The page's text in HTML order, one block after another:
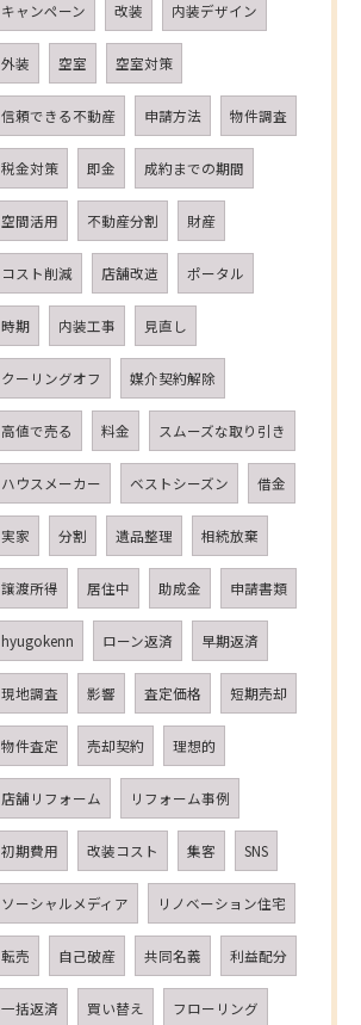
キャンペーン 改装 内装デザイン
外装 空室 空室対策
信頼できる不動産 申請方法 物件調査
税金対策 即金 成約までの期間
空間活用 不動産分割 財産
コスト削減 店舗改造 ポータル
時期 内装工事 見直し
クーリングオフ 媒介契約解除
高値で売る 料金 スムーズな取り引き
ハウスメーカー ベストシーズン 借金
実家 分割 遺品整理 相続放棄
譲渡所得 居住中 助成金 申請書類
hyugokenn ローン返済 早期返済
現地調査 影響 査定価格 短期売却
物件査定 売却契約 理想的
店舗リフォーム リフォーム事例
初期費用 改装コスト 集客 SNS
ソーシャルメディア リノベーション住宅
転売 自己破産 共同名義 利益配分
一括返済 買い替え フローリング